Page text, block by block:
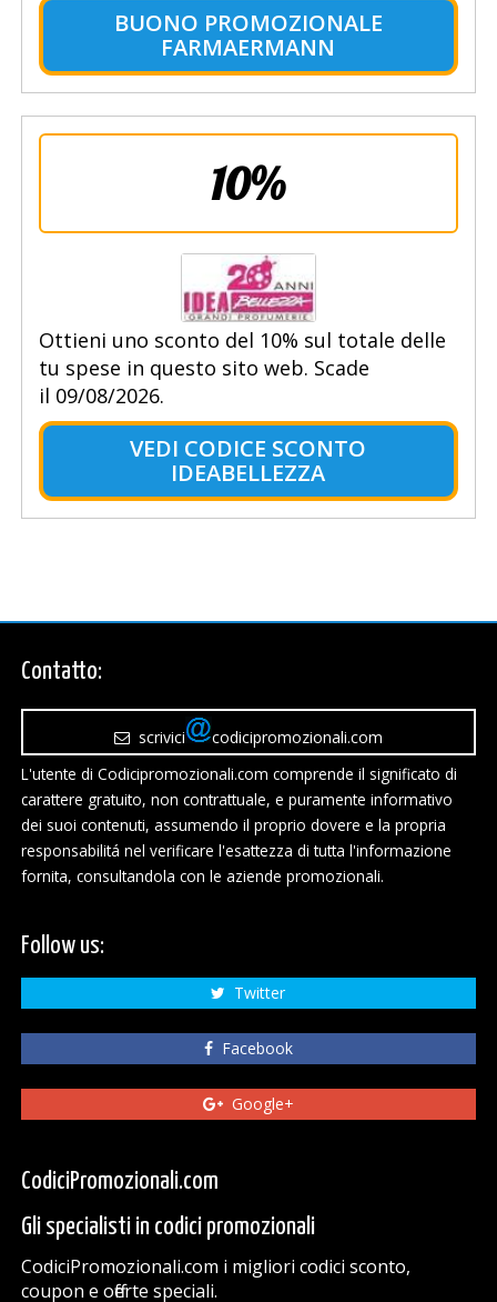
BUONO PROMOZIONALE
FARMAERMANN
10%
Ottieni uno sconto del 10% sul totale delle
tu spese in questo sito web. Scade
il 09/08/2026.
VEDI CODICE SCONTO
IDEABELLEZZA
Contatto:
scrivici
codicipromozionali.com
L'utente di Codicipromozionali.com comprende il significato di
carattere gratuito, non contrattuale, e puramente informativo
dei suoi contenuti, assumendo il proprio dovere e la propria
responsabilitá nel verificare l'esattezza di tutta l'informazione
fornita, consultandola con le aziende promozionali.
Follow us:
Twitter
Facebook
Google+
CodiciPromozionali.com
Gli specialisti in codici promozionali
CodiciPromozionali.com i migliori codici sconto,
coupon e offerte speciali.